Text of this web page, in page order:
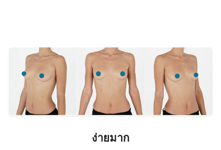
ง่ายมาก